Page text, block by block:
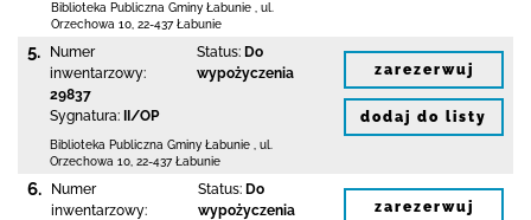
Biblioteka Publiczna Gminy Łabunie
ul.
Orzechowa 10 22-437 Łabunie
5.
Numer
inwentarzowy:
29837
Sygnatura:
II/OP
Status: Do
wypożyczenia
Biblioteka Publiczna Gminy Łabunie
ul.
Orzechowa 10 22-437 Łabunie
zarezerwuj
dodaj do listy
6.
Numer
inwentarzowy:
Status: Do
wypożyczenia
zarezerwuj